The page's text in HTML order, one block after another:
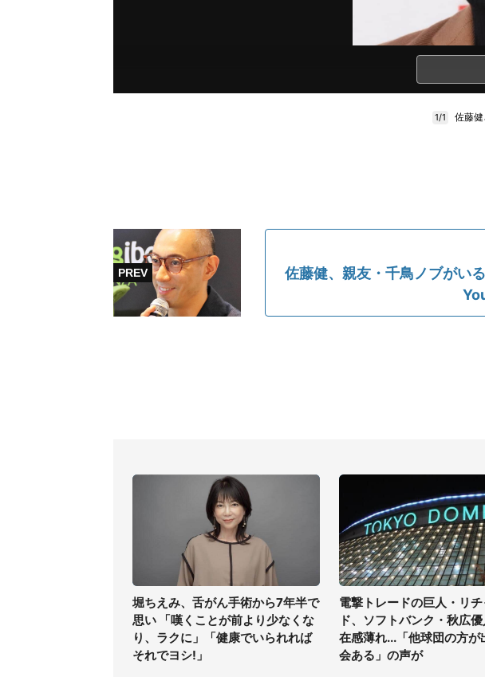
1/1 佐藤健
佐藤健、親友・千鳥ノブがい
堀ちえみ、舌がん手術から7年半で
思い 「嘆くことが前より少なくな
り、ラクに」「健康でいられれば
それでヨシ!」
電撃トレードの巨人・リ
ド、ソフトバンク・秋広
在感薄れ...「他球団の方が
会ある」の声が